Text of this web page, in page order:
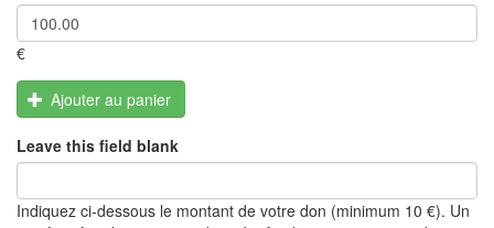
€
Ajouter au panier
Leave this field blank
Indiquez ci-dessous le montant de votre don (minimum 10 €). Un